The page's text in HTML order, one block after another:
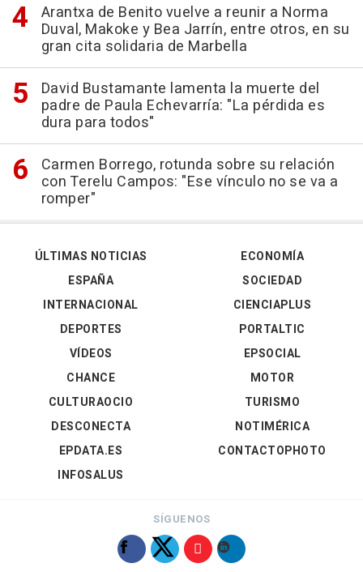
Arantxa de Benito vuelve a reunir a Norma
Duval, Makoke y Bea Jarrín, entre otros, en su
gran cita solidaria de Marbella
David Bustamante lamenta la muerte del
padre de Paula Echevarría: "La pérdida es
dura para todos"
Carmen Borrego, rotunda sobre su relación
con Terelu Campos: "Ese vínculo no se va a
romper"
ÚLTIMAS NOTICIAS
ESPAÑA
INTERNACIONAL
DEPORTES
VÍDEOS
ECONOMÍA
SOCIEDAD
CIENCIAPLUS
PORTALTIC
EPSOCIAL
CHANCE
CULTURAOCIO
DESCONECTA
EPDATA.ES
INFOSALUS
MOTOR
TURISMO
NOTIMÉRICA
CONTACTOPHOTO
SÍGUENOS